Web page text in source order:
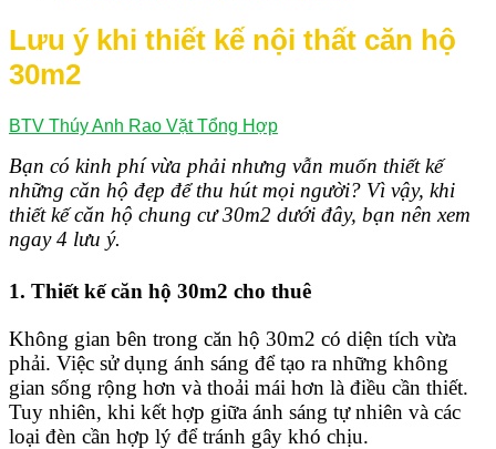
Lưu ý khi thiết kế nội thất căn hộ
30m2
BTV Thúy Anh Rao Vặt Tổng Hợp
Bạn có kinh phí vừa phải nhưng vẫn muốn thiết kế
những căn hộ đẹp để thu hút mọi người? Vì vậy, khi
thiết kế căn hộ chung cư 30m2 dưới đây, bạn nên xem
ngay 4 lưu ý.
1. Thiết kế căn hộ 30m2 cho thuê
Không gian bên trong căn hộ 30m2 có diện tích vừa
phải. Việc sử dụng ánh sáng để tạo ra những không
gian sống rộng hơn và thoải mái hơn là điều cần thiết.
Tuy nhiên, khi kết hợp giữa ánh sáng tự nhiên và các
loại đèn cần hợp lý để tránh gây khó chịu.